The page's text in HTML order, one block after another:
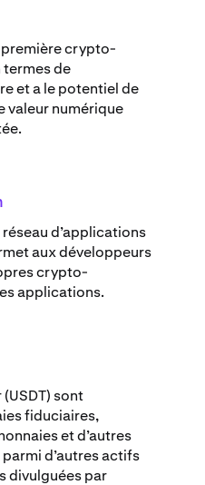
première crypto-
termes de
et a le potentiel de
valeur numérique
réseau d’applications
aux développeurs
crypto-
applications.
sont
fiduciaires,
et d’autres
d’autres actifs
divulguées par